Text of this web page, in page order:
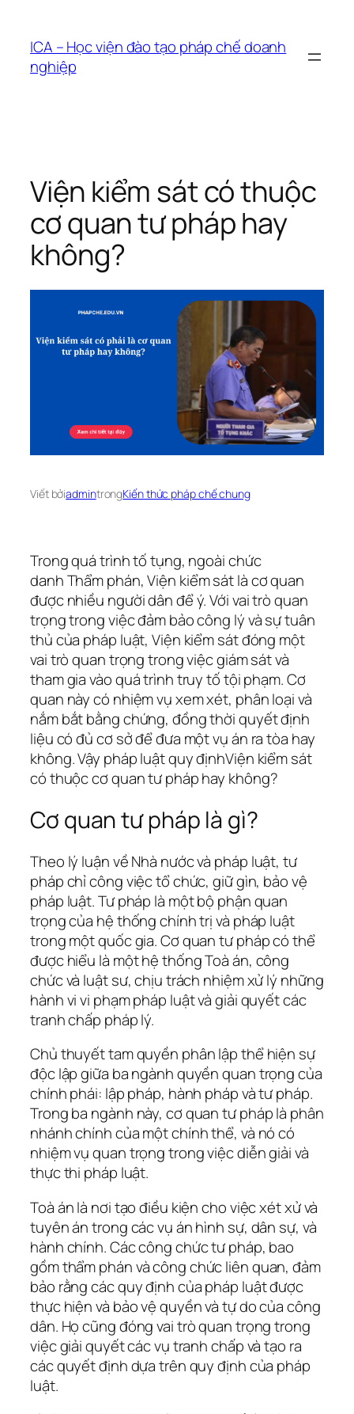
phầnICA – Học viện đào tạo pháp chế doanh
nghiệp
Viện kiểm sát có thuộc
cơ quan tư pháp hay
không?
Viết bởiadmintrongKiến thức pháp chế chung
Trong quá trình tố tụng, ngoài chức
danh Thẩm phán, Viện kiểm sát là cơ quan
được nhiều người dân để ý. Với vai trò quan
trọng trong việc đảm bảo công lý và sự tuân
thủ của pháp luật, Viện kiểm sát đóng một
vai trò quan trọng trong việc giám sát và
tham gia vào quá trình truy tố tội phạm. Cơ
quan này có nhiệm vụ xem xét, phân loại và
nắm bắt bằng chứng, đồng thời quyết định
liệu có đủ cơ sở để đưa một vụ án ra tòa hay
không. Vậy pháp luật quy địnhViện kiểm sát
có thuộc cơ quan tư pháp hay không?
Cơ quan tư pháp là gì?
Theo lý luận về Nhà nước và pháp luật, tư
pháp chỉ công việc tổ chức, giữ gìn, bảo vệ
pháp luật. Tư pháp là một bộ phận quan
trọng của hệ thống chính trị và pháp luật
trong một quốc gia. Cơ quan tư pháp có thể
được hiểu là một hệ thống Toà án, công
chức và luật sư, chịu trách nhiệm xử lý những
hành vi vi phạm pháp luật và giải quyết các
tranh chấp pháp lý.
Chủ thuyết tam quyền phân lập thể hiện sự
độc lập giữa ba ngành quyền quan trọng của
chính phái: lập pháp, hành pháp và tư pháp.
Trong ba ngành này, cơ quan tư pháp là phân
nhánh chính của một chính thể, và nó có
nhiệm vụ quan trọng trong việc diễn giải và
thực thi pháp luật.
Toà án là nơi tạo điều kiện cho việc xét xử và
tuyên án trong các vụ án hình sự, dân sự, và
hành chính. Các công chức tư pháp, bao
gồm thẩm phán và công chức liên quan, đảm
bảo rằng các quy định của pháp luật được
thực hiện và bảo vệ quyền và tự do của công
dân. Họ cũng đóng vai trò quan trọng trong
việc giải quyết các vụ tranh chấp và tạo ra
các quyết định dựa trên quy định của pháp
luật.